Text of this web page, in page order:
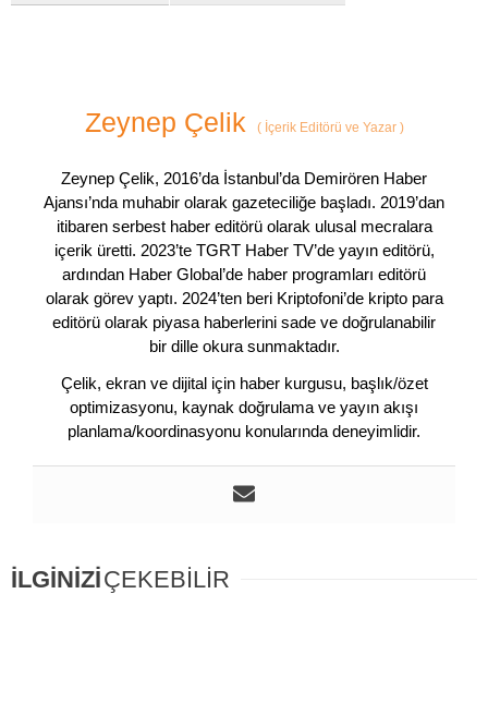
Zeynep Çelik (İçerik Editörü ve Yazar )
Zeynep Çelik, 2016’da İstanbul’da Demirören Haber
Ajansı’nda muhabir olarak gazeteciliğe başladı. 2019’dan
itibaren serbest haber editörü olarak ulusal mecralara
içerik üretti. 2023’te TGRT Haber TV’de yayın editörü,
ardından Haber Global’de haber programları editörü
olarak görev yaptı. 2024’ten beri Kriptofoni’de kripto para
editörü olarak piyasa haberlerini sade ve doğrulanabilir
bir dille okura sunmaktadır.
Çelik, ekran ve dijital için haber kurgusu, başlık/özet
optimizasyonu, kaynak doğrulama ve yayın akışı
planlama/koordinasyonu konularında deneyimlidir.
İLGİNİZİÇEKEBİLİR